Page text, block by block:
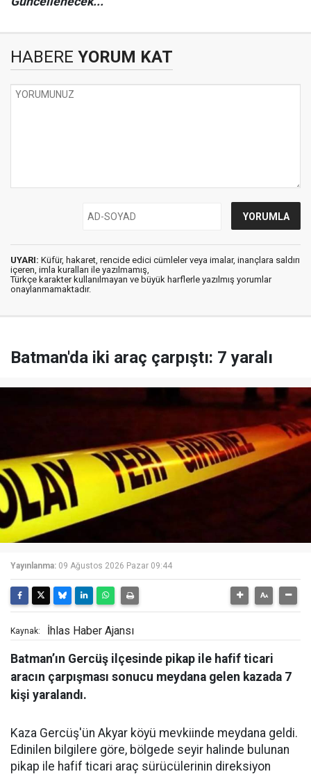
HABERE YORUM KAT
UYARI: Küfür, hakaret, rencide edici cümleler veya imalar, inançlara saldırı
içeren, imla kuralları ile yazılmamış,
Türkçe karakter kullanılmayan ve büyük harflerle yazılmış yorumlar
onaylanmamaktadır.
Batman'da iki araç çarpıştı: 7 yaralı
Yayınlanma: 09 Ağustos 2026 Pazar 09:44
Kaynak: İhlas Haber Ajansı
Batman’ın Gercüş ilçesinde pikap ile hafif ticari
aracın çarpışması sonucu meydana gelen kazada 7
kişi yaralandı.
Kaza Gercüş'ün Akyar köyü mevkiinde meydana geldi.
Edinilen bilgilere göre, bölgede seyir halinde bulunan
pikap ile hafif ticari araç sürücülerinin direksiyon